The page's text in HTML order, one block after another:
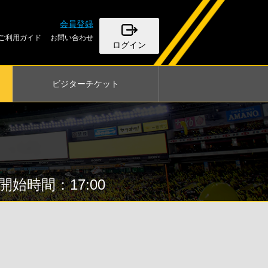
会員登録
ログイン
利用ガイド お問い合わせ
ビジターチケット
始時間：17:00